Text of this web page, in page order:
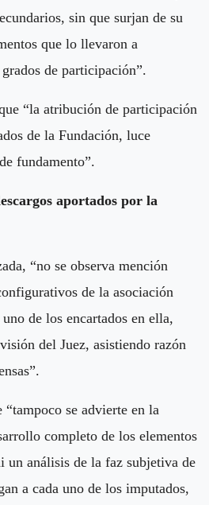
sin que surjan de su
que lo llevaron a
de participación”.
“la atribución de participación
de la Fundación, luce
fundamento”.
aportados por la
“no se observa mención
de la asociación
de los encartados en ella,
del Juez, asistiendo razón
“tampoco se advierte en la
completo de los elementos
un análisis de la faz subjetiva de
a cada uno de los imputados,